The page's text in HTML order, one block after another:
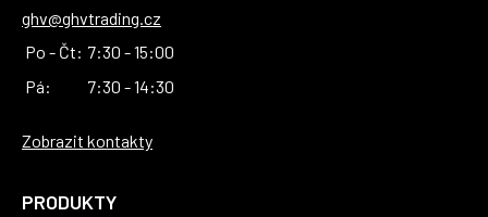
ghv@ghvtrading.cz
Po - Čt: 7:30 - 15:00
Pá:
7:30 - 14:30
Zobrazit kontakty
PRODUKTY